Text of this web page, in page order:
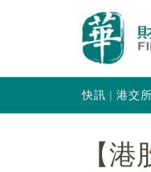
快訊 港交
【